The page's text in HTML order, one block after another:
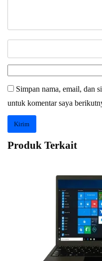
Simpan nama, email, dan
untuk komentar saya
Produk Terkait